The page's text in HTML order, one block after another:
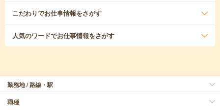
こだわりでお仕事情報をさがす
人気のワードでお仕事情報をさがす
勤務地 / 路線・駅
職種